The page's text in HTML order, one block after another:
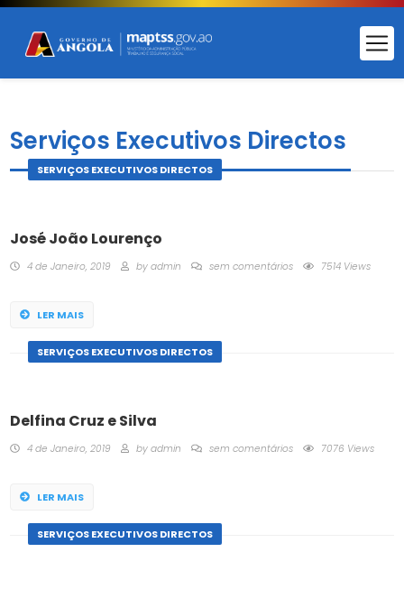
Serviços Executivos Directos
SERVIÇOS EXECUTIVOS DIRECTOS
José João Lourenço
4 de Janeiro, 2019 by admin sem comentários 7514 Views
LER MAIS
SERVIÇOS EXECUTIVOS DIRECTOS
Delfina Cruz e Silva
4 de Janeiro, 2019 by admin sem comentários 7076 Views
LER MAIS
SERVIÇOS EXECUTIVOS DIRECTOS